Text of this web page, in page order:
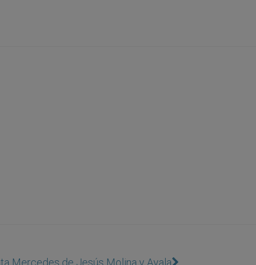
Mercedes de Jesús Molina y Ayala